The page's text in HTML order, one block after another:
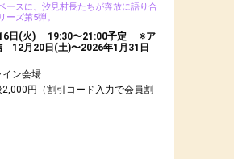
ースに、汐見村長たちが奔放に語り合
ーズ第5弾。
16日(火) 19:30〜21:00予定 ※ア
12月20日(土)〜2026年1月31日
イン会場
円（割引コード入力で会員割